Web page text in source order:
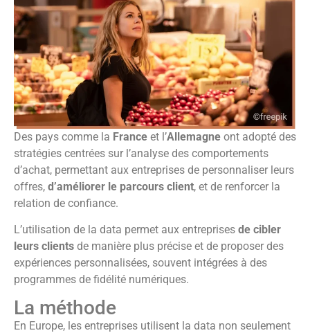
Des pays comme la France et l’Allemagne ont adopté des
stratégies centrées sur l’analyse des comportements
d’achat, permettant aux entreprises de personnaliser leurs
offres, d’améliorer le parcours client, et de renforcer la
relation de confiance.
L’utilisation de la data permet aux entreprises de cibler
leurs clients de manière plus précise et de proposer des
expériences personnalisées, souvent intégrées à des
programmes de fidélité numériques.
La méthode
En Europe, les entreprises utilisent la data non seulement